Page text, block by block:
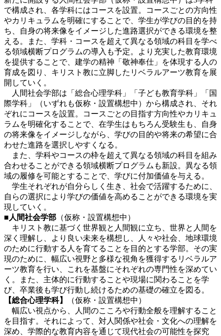
で構成され、各学科にはコースを設置。コースごとの方向性
やカリキュラムを明確にすることで、学生が学びの目的を持
ち、自身の将来像をイメージした進路選択ができる環境を整
える。また、学科・コースを超えて異なる領域の科目を学べ
る領域横断プログラムの導入も予定。より充実した教育環境
を提供することで、建学の精神「敬神奉仕」を体現する人の
育成を図り、キリスト教に立脚したリベラルアーツ教育を展
開していく。
人間社会学部は「総合心理学科」「子ども教育学科」「国
際学科」（いずれも仮称・設置構想中）から構成され、それ
ぞれにコースを設置。コースごとの目指す方向性やカリキュ
ラムを明確化することで、在学生はもちろん受験生も、自身
の将来像をイメージしながら、学びの目的や将来の希望に合
わせた進路を選択しやすくなる。
また、学科やコースの枠を超えて異なる領域の科目を組み
合わせることができる領域横断プログラムも新設。異なる領
域の履修を可能とすることで、学びに付加価値を与える。
学生それぞれが自分らしく生き、社会で活躍するために、
自らの選択により学びの価値を高めることができる環境を実
現していく。
■人間社会学部 （仮称・設置構想中）
キリスト教に基づく世界観と人間観に立ち、世界と人間を
深く理解し、より良い未来を構想し、人々や社会、地球環境
のために行動する人を育てることを目的とする学部。その実
現のために、幅広い視野と多様な視角を獲得するリベラルア
ーツ教育を行い、これを基盤にそれぞれの専門性を深めてい
く。また、主体的に行動することや現場に関わることを学
び、卒業後も学び行動し続けるための基礎の確立を図る。
【総合心理学科】
（仮称・設置構想中）
幅広い視点から、人間のこころや行動全般を理解すること
を目指す。それによって、対人関係や社会・文化への理解を
深め、学際的な教育内容を通じて現代社会の可能性を探究